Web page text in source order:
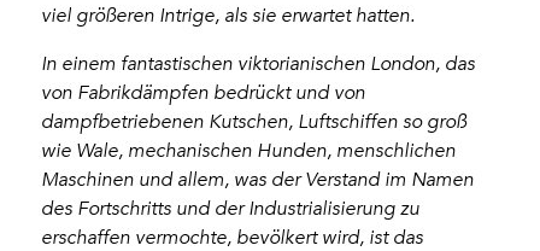
viel größeren Intrige, als sie erwartet hatten.
In einem fantastischen viktorianischen London, das
von Fabrikdämpfen bedrückt und von
dampfbetriebenen Kutschen, Luftschiffen so groß
wie Wale, mechanischen Hunden, menschlichen
Maschinen und allem, was der Verstand im Namen
des Fortschritts und der Industrialisierung zu
erschaffen vermochte, bevölkert wird, ist das